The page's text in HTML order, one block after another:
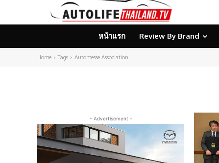
หน้าแรก Review By Brand
Home Tags Automesse Association
- Advertisement -